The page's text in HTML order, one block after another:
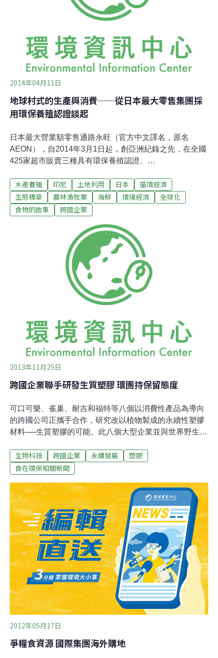
十年前的模式。在1960年代的歐洲及美國的牧場飼養中、
小群動物，牠們在農場或是送至附近的屠宰場宰殺，肉品
了。歐洲及美國──20世紀最大
2014年04月11日
地球村式的生產與消費──從日本最大零售集團採
用環保養殖認證談起
日本最大營業額零售通路永旺（官方中文譯名，原名
AEON），自2014年3月1日起，創亞洲紀錄之先，在全國
425家超市販賣三種具有環保養殖認證、
理協會）認證的魚類產品，這是繼2014年2月遵循海洋管
理委員會（Marine Stewardship Council，MSC）認證的
「水產採購方針」之後，為防止自然資源枯竭，與維護生
物多樣性，對於漁產資源的永續經營所採取的積極措施。
永旺表示，養殖魚的生產量，因新興國家消費量增加與消
費者重視健康等背景，在世界漁貨的供給量比重越來越
高，11年來已經倍增到4165萬噸。在這樣產銷供應裡，因
養殖用幼魚需求造成的天然魚濫捕，養殖業廢水與廢棄物
所帶來的海洋污染等問題日益嚴重，因此養殖魚如何以永
續方式生產，規劃其認證制度便成為要緊的議題；另外，
在天然魚方面，永旺也開發了經過MSC認
水產養殖 印尼 土地利用 日本
循環經濟
生態標章
農林漁牧業 海鮮 環境經濟
全球化
食物的故事
跨國企業
2013年11月25日
跨國企業聯手研發生質塑膠 環團持保留態度
可口可樂、雀巢、耐吉和福特等八個以消費性產品為導向
的跨國公司正攜手合作，研究改以植物製成的永續性塑膠
材料──生質塑膠的可能。此八個大型企業並與世界野生動
盟」（Bioplastic Feedstock Alliance，BFA）。BFA的代
表認為，WWF將為生質塑膠和生質燃料帶來科學觀點。
出現的問題。許多企業正在思考如何從頭開始預防不良的
後果。和WWF合作能讓決策有科學的依據，有助避免對環
境和社會產生負面效應，讓企業在糧食安全、土地利用議
題和化學物質的廣泛使用上獲得指引。」WWF包材科學計
劃經理Erin Simon說。「企業知道自己必須為未來做好準
備，因為資源總有一天會用完。不過用石化材料生產塑膠
袋便宜效率高，生質材料在這一點上沒有優勢。」Simon
說，「今日用的生質材料不外是甘蔗和玉米等，但
生物科技 跨國企業 永續發展
塑膠
食在環保相關新聞
2012年05月17日
爭糧食資源 國際集團海外購地